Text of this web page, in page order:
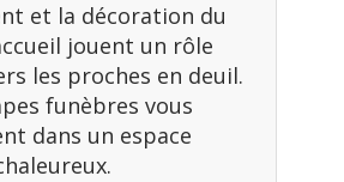
et la décoration du
jouent un rôle
les proches en deuil.
funèbres vous
dans un espace